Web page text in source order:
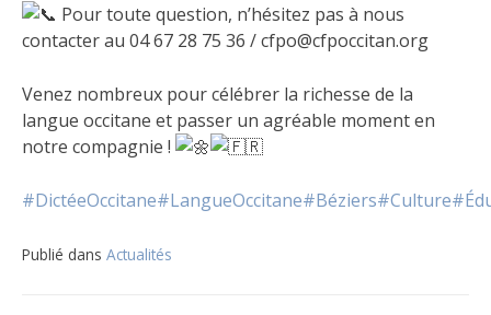
Pour toute question, n’hésitez pas à nous
contacter au 04 67 28 75 36 / cfpo@cfpoccitan.org
Venez nombreux pour célébrer la richesse de la
langue occitane et passer un agréable moment en
notre compagnie !
#DictéeOccitane#LangueOccitane#Béziers#Culture
Publié dans Actualités